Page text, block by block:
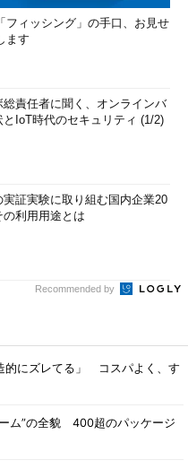
「フィッシング」の手口、お見せ
ます
責任者に聞く、オンラインバ
IoT時代のセキュリティ (1/2)
証実験に取り組む国内企業20
利用用途とは
Recommended by
的にズレてる」 コスパよく、す
ム”の全貌 400超のパッケージ